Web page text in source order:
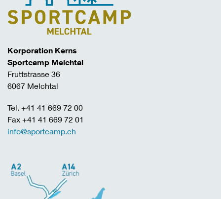
Korporation Kerns
Sportcamp Melchtal
Fruttstrasse 36
6067 Melchtal
Tel. +41 41 669 72 00
Fax +41 41 669 72 01
info@sportcamp.ch